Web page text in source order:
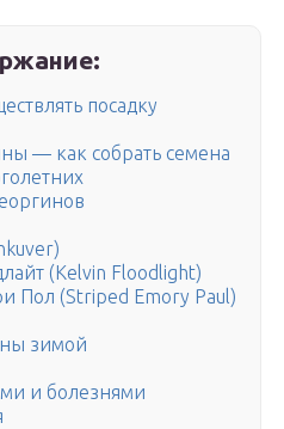
посадку
— как собрать семена
(Kelvin Floodlight)
Пол (Striped Emory Paul)
зимой
и болезнями